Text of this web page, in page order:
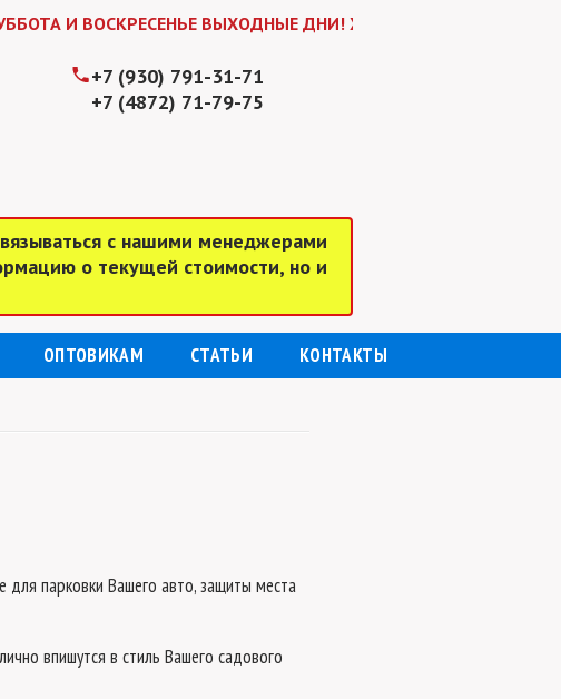
ВОСКРЕСЕНЬЕ ВЫХОДНЫЕ ДНИ! ЖДЕМ ВАС В БУДНИ С 9:00 до
+7 (930) 791-31-71
+7 (4872) 71-79-75
с нашими менеджерами
о текущей стоимости, но и
ОПТОВИКАМ СТАТЬИ КОНТАКТЫ
парковки Вашего авто, защиты места
впишутся в стиль Вашего садового